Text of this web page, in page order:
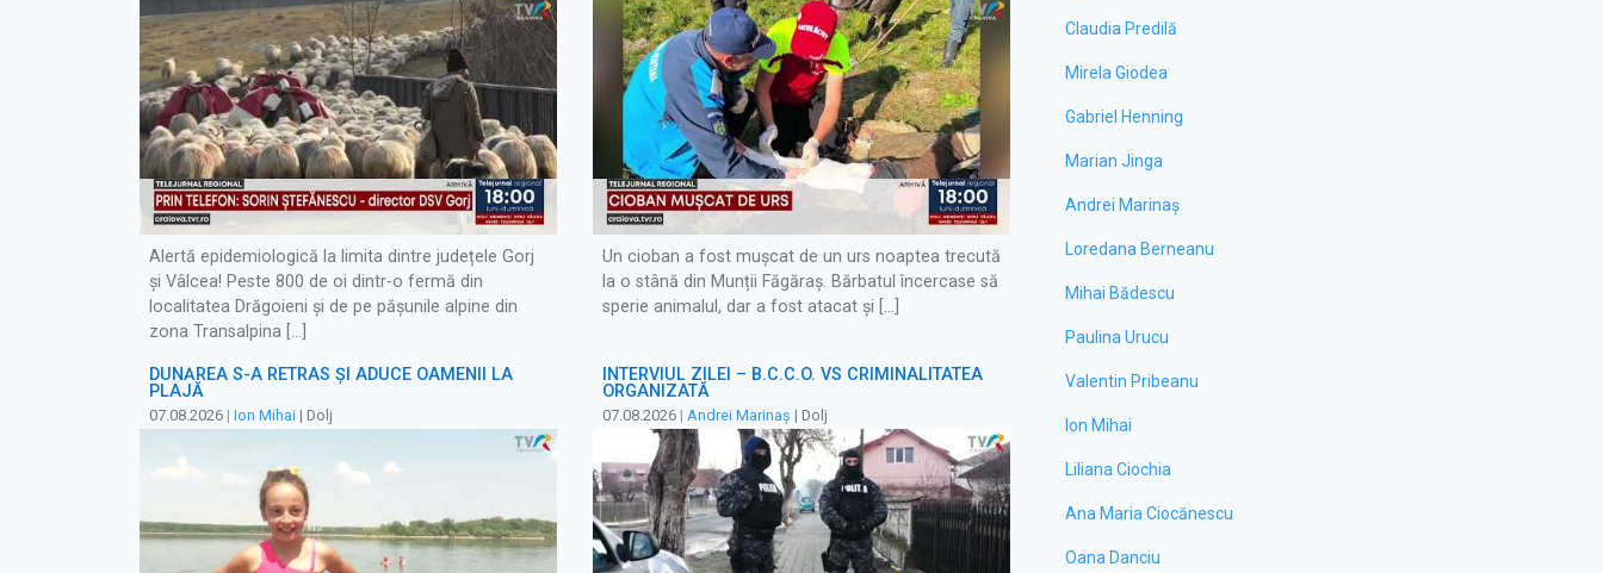
Alertă epidemiologică la limita dintre județele Gorj
și Vâlcea! Peste 800 de oi dintr-o fermă din
localitatea Drăgoieni și de pe pășunile alpine din
zona Transalpina […]
Un cioban a fost mușcat de un urs noaptea trecută
la o stână din Munții Făgăraș. Bărbatul încercase să
sperie animalul, dar a fost atacat și […]
DUNĂREA S-A RETRAS ŞI ADUCE OAMENII LA
PLAJĂ
07.08.2026 | Ion Mihai | Dolj
INTERVIUL ZILEI – B.C.C.O. VS CRIMINALITATEA
ORGANIZATĂ
07.08.2026 | Andrei Marinaș | Dolj
Claudia Predilă
Mirela Giodea
Gabriel Henning
Marian Jinga
Andrei Marinaș
Loredana Berneanu
Mihai Bădescu
Paulina Urucu
Valentin Pribeanu
Ion Mihai
Liliana Ciochia
Ana Maria Ciocănescu
Oana Danciu